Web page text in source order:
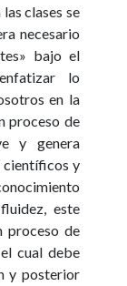
clases se
necesario
bajo el
lo
en la
proceso de
y genera
científicos y
este
proceso de
cual debe
y posterior